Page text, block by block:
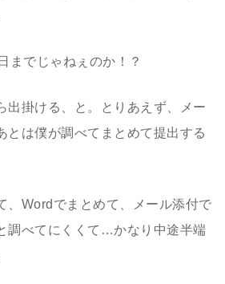
までじゃねぇのか！？
出掛ける、と。とりあえず、メー
とは僕が調べてまとめて提出する
、Wordでまとめて、メール添付で
調べてにくくて…かなり中途半端